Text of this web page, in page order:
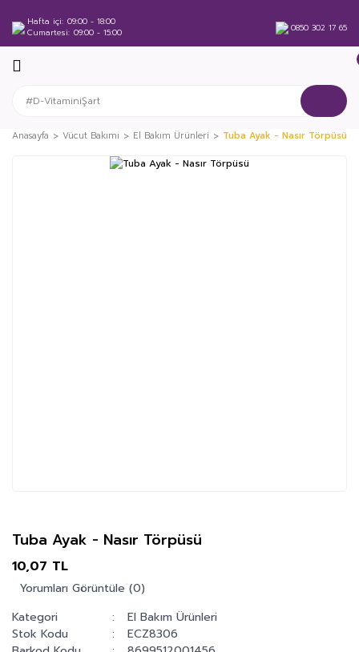
Hafta içi 09:00 - 18:00
Cumartesi 09:00 - 15:00 0850 302 17 65
Anasayfa Vücut Bakımı El Bakım Ürünleri Tuba Ayak - Nasır Törpüsü
Tuba Ayak - Nasır Törpüsü
10,07 TL
Yorumları Görüntüle (0)
Kategori
El Bakım Ürünleri
Stok Kodu
ECZ8306